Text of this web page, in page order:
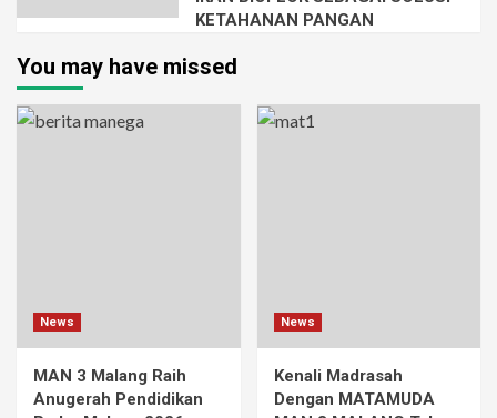
KETAHANAN PANGAN
You may have missed
News
MAN 3 Malang Raih
Anugerah Pendidikan
News
Kenali Madrasah
Dengan MATAMUDA